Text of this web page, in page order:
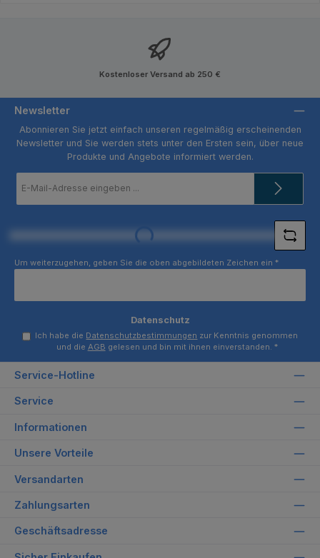
Kostenloser Versand ab 250 €
Newsletter
Abonnieren Sie jetzt einfach unseren regelmäßig erscheinenden
Newsletter und Sie werden stets unter den Ersten sein, über neue
Produkte und Angebote informiert werden.
Mail-
Loading...
Um weiterzugehen, geben Sie die oben abgebildeten Zeichen ein *
Datenschutz
Ich habe die Datenschutzbestimmungen zur Kenntnis genommen
und die AGB gelesen und bin mit ihnen einverstanden. *
Service-Hotline
Service
Informationen
Unsere Vorteile
Versandarten
Zahlungsarten
Geschäftsadresse